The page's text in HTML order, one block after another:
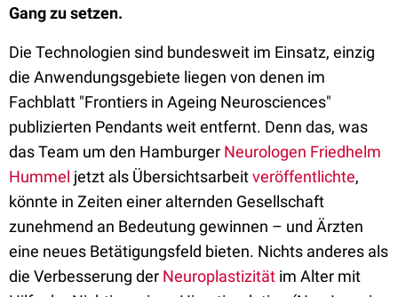
Gang zu setzen.
Die Technologien sind bundesweit im Einsatz, einzig
die Anwendungsgebiete liegen von denen im
Fachblatt "Frontiers in Ageing Neurosciences"
publizierten Pendants weit entfernt. Denn das, was
das Team um den Hamburger Neurologen Friedhelm
Hummel jetzt als Übersichtsarbeitveröffentlichte,
könnte in Zeiten einer alternden Gesellschaft
zunehmend an Bedeutung gewinnen – und Ärzten
eine neues Betätigungsfeld bieten. Nichts anderes als
die Verbesserung der Neuroplastizität im Alter mit